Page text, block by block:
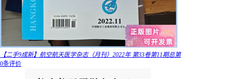
【二手9成新】航空航天医学杂志（月刊）2022年 第33卷第11期总第
0条评价